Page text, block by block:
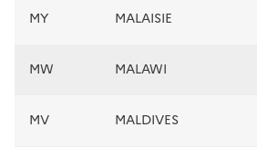
MY MALAISIE
MW MALAWI
MV MALDIVES